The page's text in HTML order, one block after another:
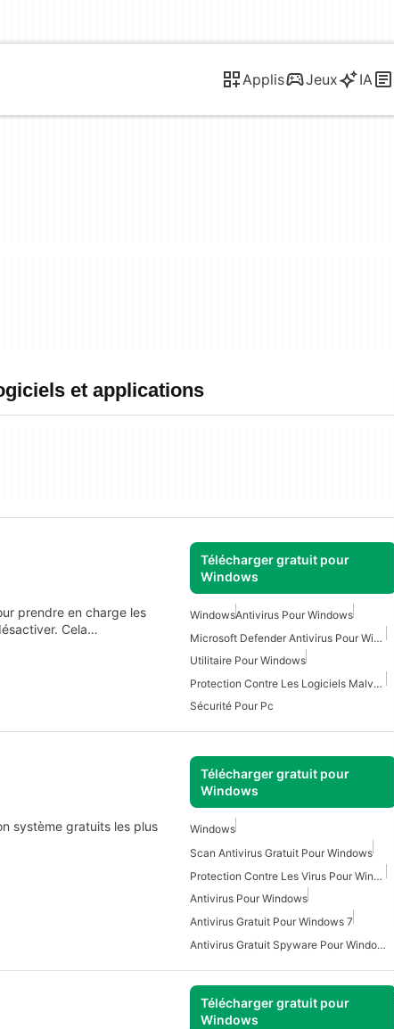
Applis Jeux IA
et applications
Télécharger gratuit pour
Windows
prendre en charge les
Cela…
WindowsAntivirus Pour Windows
Microsoft Defender Antivirus Pour Windows
Utilitaire Pour Windows
Protection Contre Les Logiciels Malveillants Pour Windows
Sécurité Pour Pc
Télécharger gratuit pour
Windows
système gratuits les plus
Windows
Scan Antivirus Gratuit Pour Windows
Protection Contre Les Virus Pour Windows
Antivirus Pour Windows
Antivirus Gratuit Pour Windows 7
Antivirus Gratuit Spyware Pour Windows
Télécharger gratuit pour
Windows